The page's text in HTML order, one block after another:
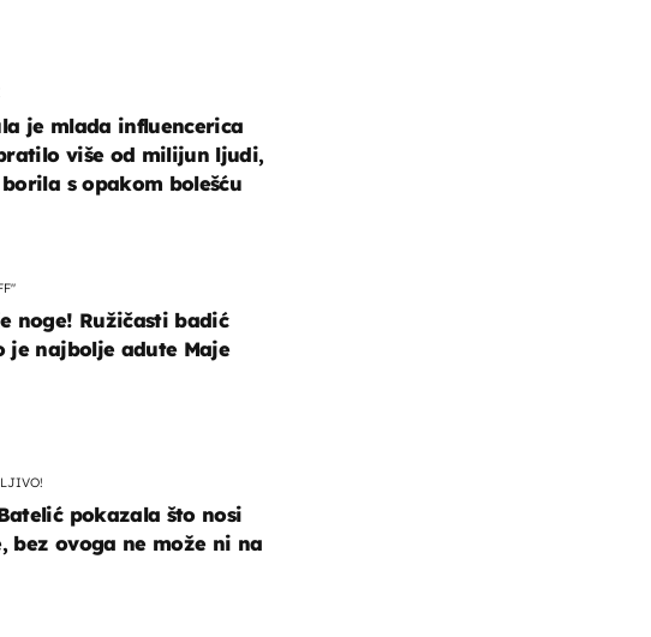
je mlada influencerica
više od milijun ljudi,
s opakom bolešću
noge! Ružičasti badić
je najbolje adute Maje
pokazala što nosi
bez ovoga ne može ni na